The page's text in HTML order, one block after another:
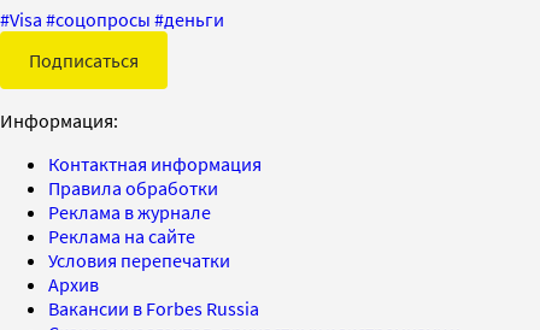
#Visa #соцопросы #деньги
Подписаться
Информация:
Контактная информация
Правила обработки
Реклама в журнале
Реклама на сайте
Условия перепечатки
Архив
Вакансии в Forbes Russia